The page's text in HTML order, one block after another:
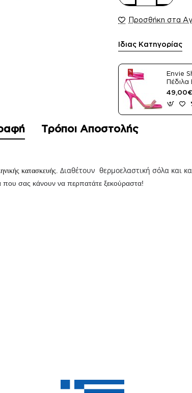
Προσθήκη στα
Ίδιας Κατηγορίας
Envie
Πέδιλα
Satin
49,00€
Τρόποι Αποστολής
κατασκευής. Διαθέτουν θερμοελαστική σόλα και
σας κάνουν να περπατάτε ξεκούραστα!